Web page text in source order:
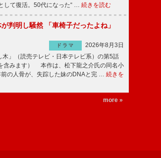
して復活。50代になった“ … 続きを読む
判明し騒然 「車椅子だったよね」
ドラマ
2026年8月3日
」（読売テレビ・日本テレビ系）の第5話
含みます） 本作は、松下龍之介氏の同名小
の人骨が、失踪した妹のDNAと完 … 続きを
more »